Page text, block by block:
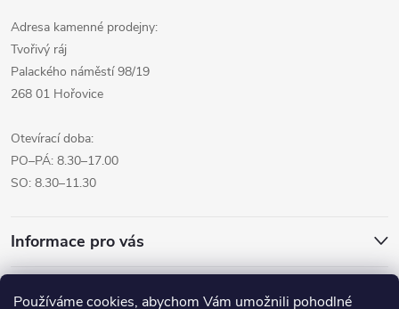
Používáme cookies, abychom Vám umožnili pohodlné
Adresa kamenné prodejny:
Tvořivý ráj
Palackého náměstí 98/19
268 01 Hořovice
Otevírací doba:
PO–PÁ: 8.30–17.00
SO: 8.30–11.30
Informace pro vás
Přijímáme online platby